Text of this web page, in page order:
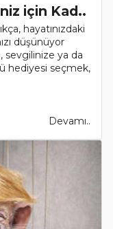
için Kad..
hayatınızdaki
düşünüyor
sevgilinize ya da
hediyesi seçmek,
Devamı..